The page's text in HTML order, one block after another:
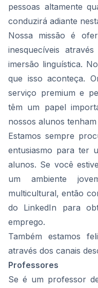
pessoas altamente
conduzirá adiante
Nossa missão é
inesquecíveis
imersão linguística.
que isso aconteça.
serviço premium e
têm um papel
nossos alunos
Estamos sempre
entusiasmo para ter
alunos. Se você
um ambiente
multicultural, então
do LinkedIn para
emprego.
Também estamos
através dos canais
Professores
Se é um professor